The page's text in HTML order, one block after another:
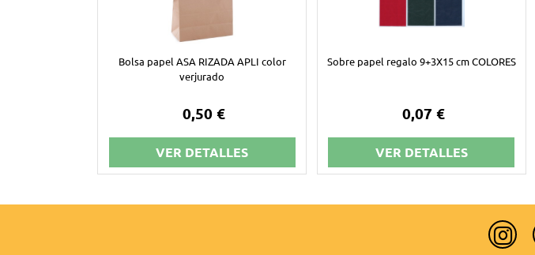
Bolsa papel ASA RIZADA APLI color
verjurado
0,50 €
VER DETALLES
Sobre papel regalo 9+3X15 cm COLORES
0,07 €
VER DETALLES